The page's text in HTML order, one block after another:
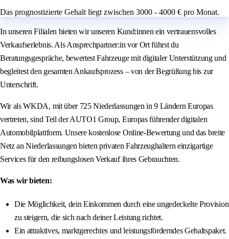
Das prognostizierte Gehalt liegt zwischen 3000 - 4000 € pro Monat.
In unseren Filialen bieten wir unseren Kund:innen ein vertrauensvolles
Verkaufserlebnis. Als Ansprechpartner:in vor Ort führst du
Beratungsgespräche, bewertest Fahrzeuge mit digitaler Unterstützung und
begleitest den gesamten Ankaufsprozess – von der Begrüßung bis zur
Unterschrift.
Wir als WKDA, mit über 725 Niederlassungen in 9 Ländern Europas
vertreten, sind Teil der AUTO1 Group, Europas führender digitalen
Automobilplattform. Unsere kostenlose Online-Bewertung und das breite
Netz an Niederlassungen bieten privaten Fahrzeughaltern einzigartige
Services für den reibungslosen Verkauf ihres Gebrauchten.
Was wir bieten:
Die Möglichkeit, dein Einkommen durch eine ungedeckelte Provision
zu steigern, die sich nach deiner Leistung richtet.
Ein attraktives, marktgerechtes und leistungsförderndes Gehaltspaket.